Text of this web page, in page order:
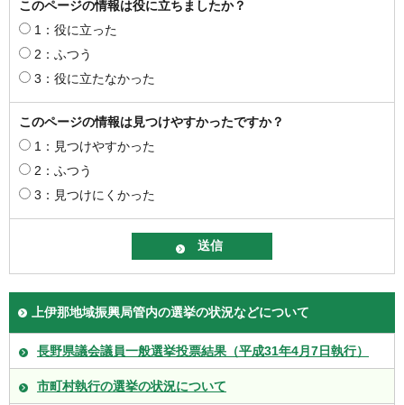
このページの情報は役に立ちましたか？
1：役に立った
2：ふつう
3：役に立たなかった
このページの情報は見つけやすかったですか？
1：見つけやすかった
2：ふつう
3：見つけにくかった
上伊那地域振興局管内の選挙の状況などについて
長野県議会議員一般選挙投票結果（平成31年4月7日執行）
市町村執行の選挙の状況について